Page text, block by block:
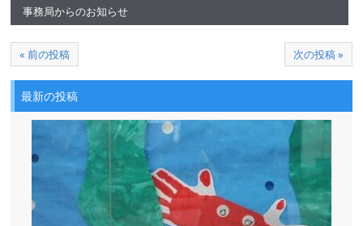
事務局からのお知らせ
« 前の投稿 次の投稿 »
最新の投稿